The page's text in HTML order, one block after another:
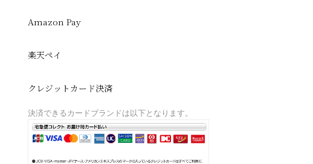
Amazon Pay
楽天ペイ
クレジットカード決済
決済できるカードブランドは以下となります。